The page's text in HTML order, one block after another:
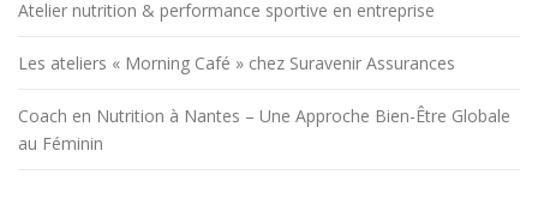
Atelier nutrition & performance sportive en entreprise
Les ateliers « Morning Café » chez Suravenir Assurances
Coach en Nutrition à Nantes – Une Approche Bien-Être Globale
au Féminin